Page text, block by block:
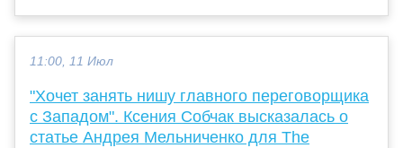
11:00, 11 Июл
"Хочет занять нишу главного переговорщика
с Западом". Ксения Собчак высказалась о
статье Андрея Мельниченко для The